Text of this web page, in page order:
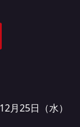
月25日（水）